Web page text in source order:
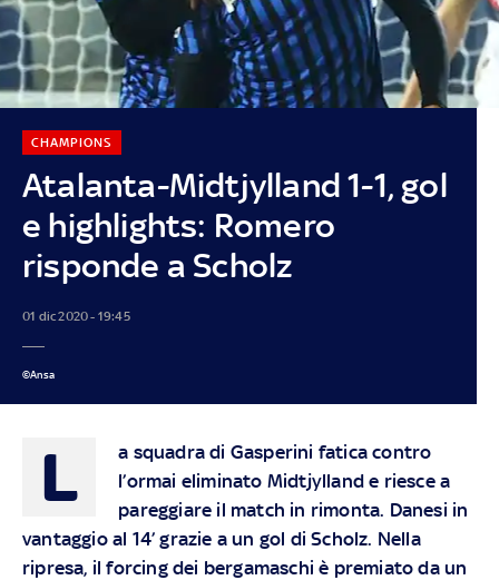
Atalanta-Midtjylland 1-1, gol
e highlights: Romero
risponde a Scholz
CHAMPIONS
01 dic 2020 - 19:45
©Ansa
L
a squadra di Gasperini fatica contro
l’ormai eliminato Midtjylland e riesce a
pareggiare il match in rimonta. Danesi in
vantaggio al 14’ grazie a un gol di Scholz. Nella
ripresa, il forcing dei bergamaschi è premiato da un